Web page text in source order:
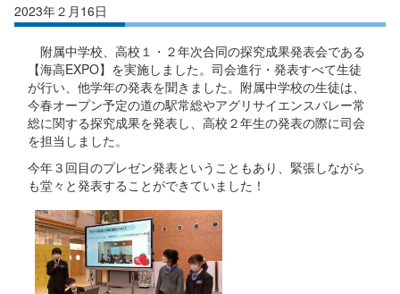
2023年２月16日
附属中学校、高校１・２年次合同の探究成果発表会である
【海高EXPO】を実施しました。司会進行・発表すべて生徒
が行い、他学年の発表を聞きました。附属中学校の生徒は、
今春オープン予定の道の駅常総やアグリサイエンスバレー常
総に関する探究成果を発表し、高校２年生の発表の際に司会
を担当しました。
今年３回目のプレゼン発表ということもあり、緊張しながら
も堂々と発表することができていました！